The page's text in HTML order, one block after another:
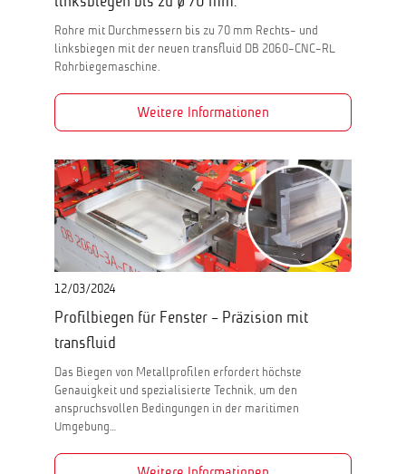
Rohre mit Durchmessern bis zu 70 mm Rechts- und
linksbiegen mit der neuen transfluid DB 2060-CNC-RL
Rohrbiegemaschine.
Weitere Informationen
12/03/2024
Profilbiegen für Fenster - Präzision mit
transfluid
Das Biegen von Metallprofilen erfordert höchste
Genauigkeit und spezialisierte Technik, um den
anspruchsvollen Bedingungen in der maritimen
Umgebung…